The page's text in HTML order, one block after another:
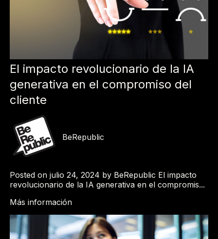
El impacto revolucionario de la IA
generativa en el compromiso del
cliente
BeRepublic
Posted on julio 24, 2024 by BeRepublic El impacto
revolucionario de la IA generativa en el compromis...
Más información